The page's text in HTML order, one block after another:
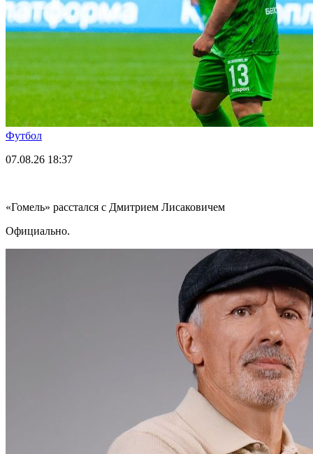
Футбол
07.08.26 18:37
«Гомель» расстался с Дмитрием Лисаковичем
Официально.